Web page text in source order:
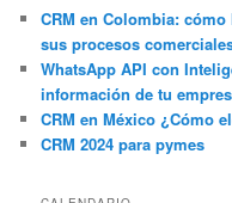
CRM en Colombia:
sus procesos
WhatsApp API con
información de tu
CRM en México ¿Cómo
CRM 2024 para pymes